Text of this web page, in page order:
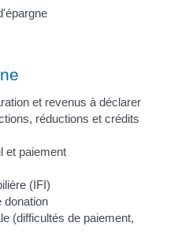
et revenus à déclarer
réductions et crédits
et paiement
(IFI)
donation
(difficultés de paiement,